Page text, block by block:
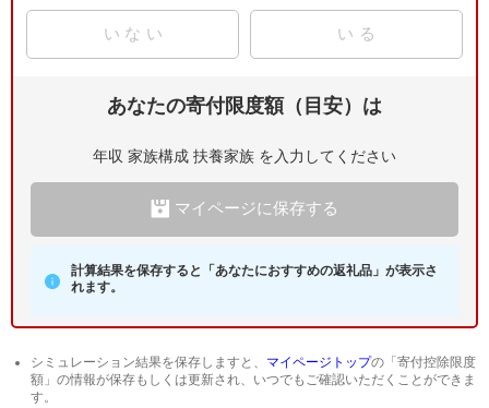
あり
配偶者の給与収入が201万円以上の方は「なし」を選択
いない いる
1人 2人
19～22歳 1人 2人 3人～
あなたの寄付限度額（目安）は
年収 家族構成 扶養家族 を入力してください
マイページに保存する
計算結果を保存すると「あなたにおすすめの返礼品」が表示さ
れます。
シミュレーション結果を保存しますと、 マイページトップの「寄付控除限度
額」の情報が保存もしくは更新され、いつでもご確認いただくことができま
す。